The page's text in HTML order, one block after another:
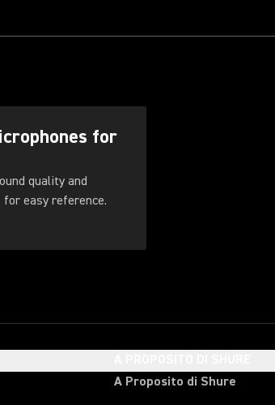
for
quality and
these guides for easy reference.
A Proposito di Shure